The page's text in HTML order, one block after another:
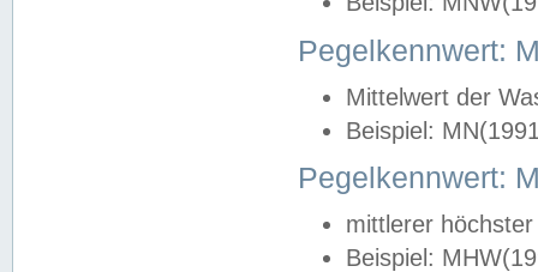
Pegelkennwert:
Mittelwert der
Beispiel:
Pegelkennwert:
mittlerer
Beispiel: